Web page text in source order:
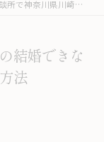
川崎市の結婚できない原因を自己診断し改善する方法
結婚できな
法